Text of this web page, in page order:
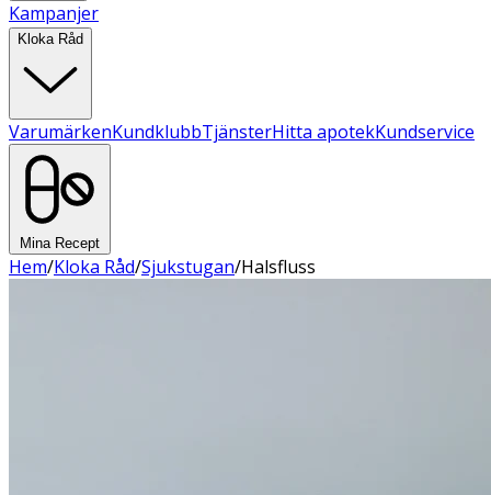
Kampanjer
Kloka Råd
VarumärkenKundklubbTjänsterHitta apotekKundservice
Mina Recept
Hem/Kloka Råd/Sjukstugan/Halsfluss